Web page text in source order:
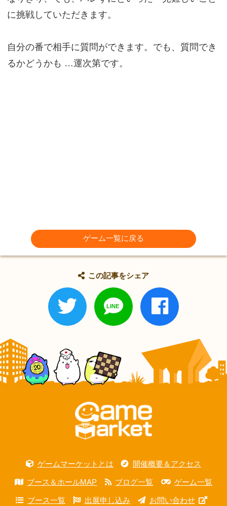
に挑戦していただきます。
自分の番で相手に質問ができます。でも、質問でき
るかどうかも …運次第です。
ゲーム一覧に戻る
この記事をシェア
ゲームマーケットとは 開催概要＆アクセス
ブース＆ホールMAP ブログ一覧 ゲーム一覧
ブース一覧 出展申し込み お問い合わせ